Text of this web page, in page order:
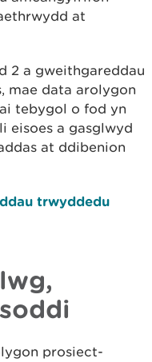
at
2 a gweithgareddau
mae data arolygon
tebygol o fod yn
eisoes a gasglwyd
at ddibenion
trwyddedu
prosiect-